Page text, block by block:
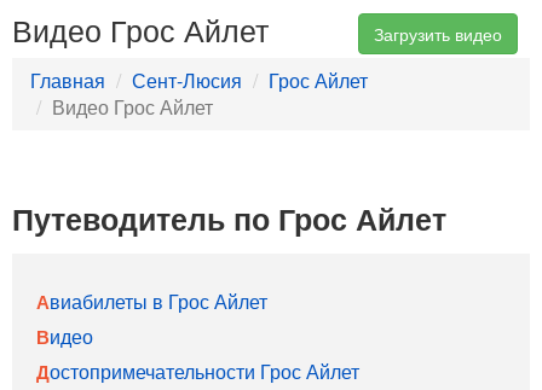
Видео Грос Айлет Загрузить видео
Главная Сент-Люсия
Грос Айлет
Видео Грос Айлет
Путеводитель по Грос Айлет
Авиабилеты в Грос Айлет
Видео
Достопримечательности Грос Айлет